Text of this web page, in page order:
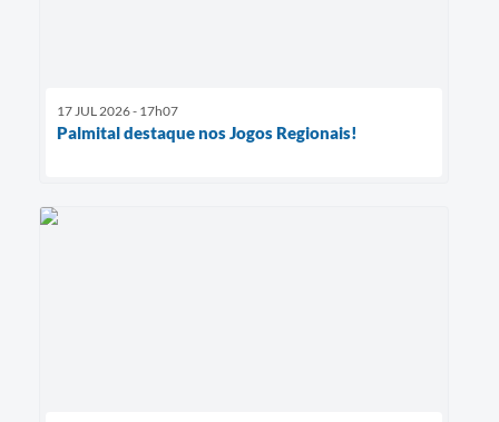
17 JUL 2026 - 17h07
Palmital destaque nos Jogos Regionais!